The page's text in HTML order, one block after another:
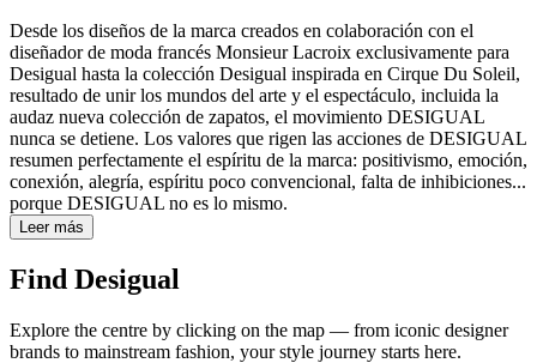
Desde los diseños de la marca creados en colaboración con el
diseñador de moda francés Monsieur Lacroix exclusivamente para
Desigual hasta la colección Desigual inspirada en Cirque Du Soleil,
resultado de unir los mundos del arte y el espectáculo, incluida la
audaz nueva colección de zapatos, el movimiento DESIGUAL
nunca se detiene. Los valores que rigen las acciones de DESIGUAL
resumen perfectamente el espíritu de la marca: positivismo, emoción,
conexión, alegría, espíritu poco convencional, falta de inhibiciones...
porque DESIGUAL no es lo mismo.
Leer más
Find Desigual
Explore the centre by clicking on the map — from iconic designer
brands to mainstream fashion, your style journey starts here.